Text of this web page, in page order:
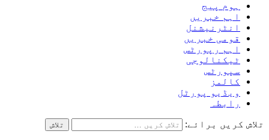
ہوم پیج
اہم خبریں
انٹرنیشنل
قومی خبریں
اہم رپورٹس
ٹیکنالوجی
سپورٹس
کالمز
ویڈیو پورٹل
رابطہ
تلاش کریں برائے: